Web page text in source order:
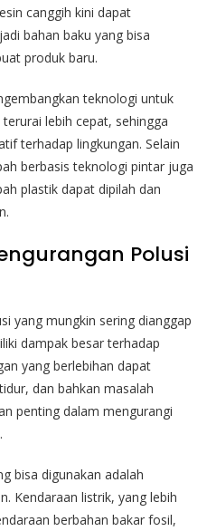
canggih kini dapat
bahan baku yang bisa
produk baru.
teknologi untuk
lebih cepat, sehingga
terhadap lingkungan. Selain
berbasis teknologi pintar juga
plastik dapat dipilah dan
Polusi
yang mungkin sering dianggap
dampak besar terhadap
yang berlebihan dapat
dan bahkan masalah
penting dalam mengurangi
bisa digunakan adalah
Kendaraan listrik, yang lebih
berbahan bakar fosil,